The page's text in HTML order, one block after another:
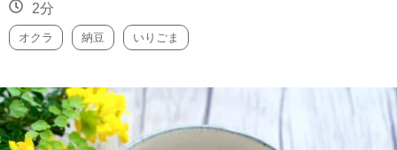
2分
オクラ 納豆 いりごま